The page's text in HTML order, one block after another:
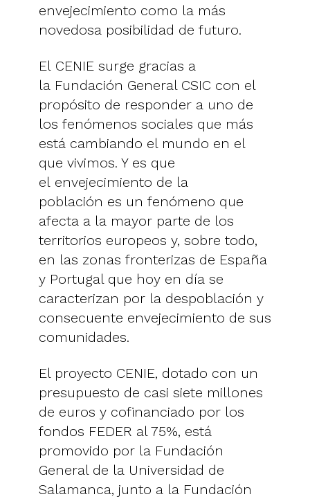
envejecimiento como la más
novedosa posibilidad de futuro.
El CENIE surge gracias a
la Fundación General CSIC con el
propósito de responder a uno de
los fenómenos sociales que más
está cambiando el mundo en el
que vivimos. Y es que
el envejecimiento de la
población es un fenómeno que
afecta a la mayor parte de los
territorios europeos y, sobre todo,
en las zonas fronterizas de España
y Portugal que hoy en día se
caracterizan por la despoblación y
consecuente envejecimiento de sus
comunidades.
El proyecto CENIE, dotado con un
presupuesto de casi siete millones
de euros y cofinanciado por los
fondos FEDER al 75%, está
promovido por la Fundación
General de la Universidad de
Salamanca, junto a la Fundación